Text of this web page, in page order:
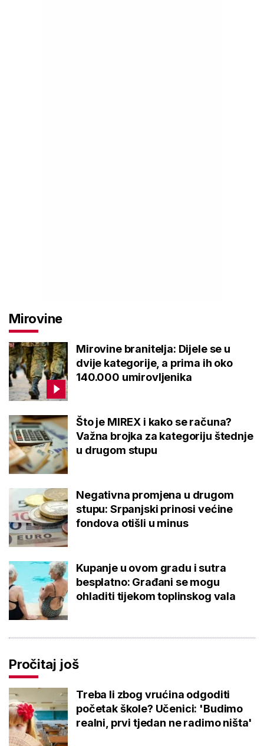
Mirovine
Mirovine branitelja: Dijele se u
dvije kategorije, a prima ih oko
140.000 umirovljenika
Što je MIREX i kako se računa?
Važna brojka za kategoriju štednje
u drugom stupu
Negativna promjena u drugom
stupu: Srpanjski prinosi većine
fondova otišli u minus
Kupanje u ovom gradu i sutra
besplatno: Građani se mogu
ohladiti tijekom toplinskog vala
Pročitaj još
Treba li zbog vrućina odgoditi
početak škole? Učenici: 'Budimo
realni, prvi tjedan ne radimo ništa'